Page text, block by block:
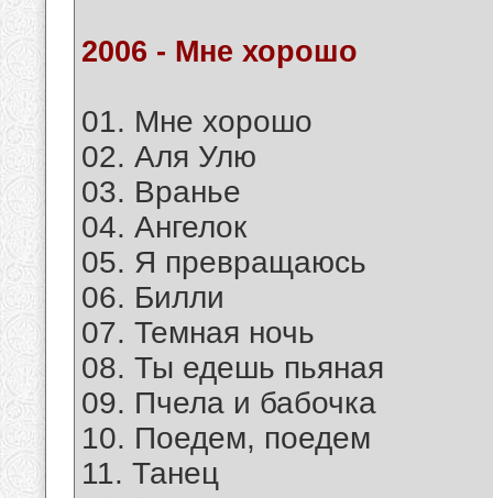
2006 - Мне хорошо
01. Мне хорошо
02. Аля Улю
03. Вранье
04. Ангелок
05. Я превращаюсь
06. Билли
07. Темная ночь
08. Ты едешь пьяная
09. Пчела и бабочка
10. Поедем, поедем
11. Танец